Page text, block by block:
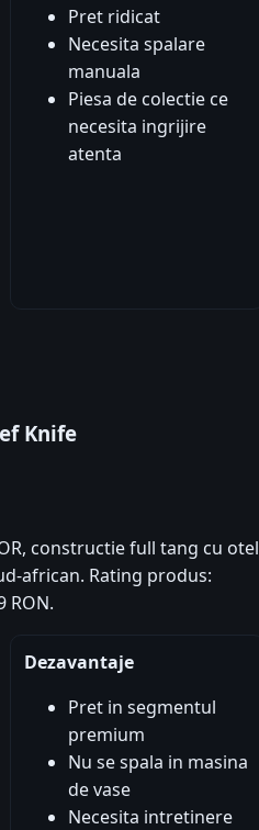
Pret ridicat
Necesita spalare
manuala
Piesa de colectie ce
necesita ingrijire
atenta
Knife
constructie full tang cu otel
african. Rating produs:
RON.
Dezavantaje
Pret in segmentul
premium
Nu se spala in masina
de vase
Necesita intretinere